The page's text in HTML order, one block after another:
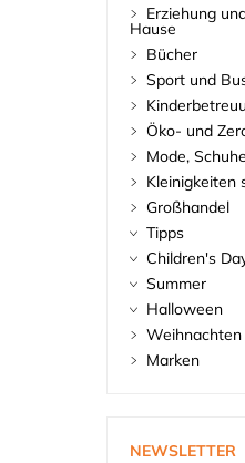
Erziehung
Hause
Bücher
Sport und
Öko- und
Mode,
Kleinigkeiten
Großhandel
Tipps
Children's
Summer
Halloween
Weihnachten
Marken
NEWSLETTER